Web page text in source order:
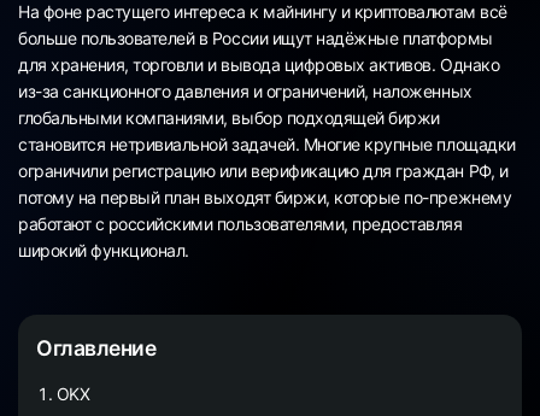
На фоне растущего интереса к майнингу и криптовалютам всё
больше пользователей в России ищут надёжные платформы
для хранения, торговли и вывода цифровых активов. Однако
из-за санкционного давления и ограничений, наложенных
глобальными компаниями, выбор подходящей биржи
становится нетривиальной задачей. Многие крупные площадки
ограничили регистрацию или верификацию для граждан РФ, и
потому на первый план выходят биржи, которые по-прежнему
работают с российскими пользователями, предоставляя
широкий функционал.
Оглавление
OKX